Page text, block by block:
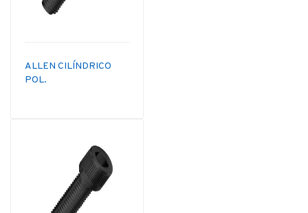
ALLEN CILÍNDRICO
POL.